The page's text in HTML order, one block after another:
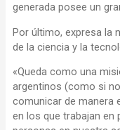
generada posee un
Por último, expresa la
de la ciencia y la
«Queda como una
argentinos (como si
comunicar de manera
en los que trabajan en